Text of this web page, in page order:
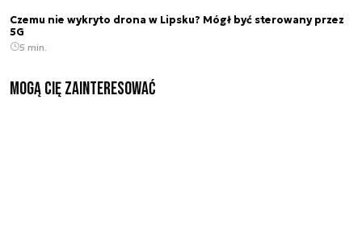
Czemu nie wykryto drona w Lipsku? Mógł być sterowany przez
5G
5 min.
Mogą Cię zainteresować